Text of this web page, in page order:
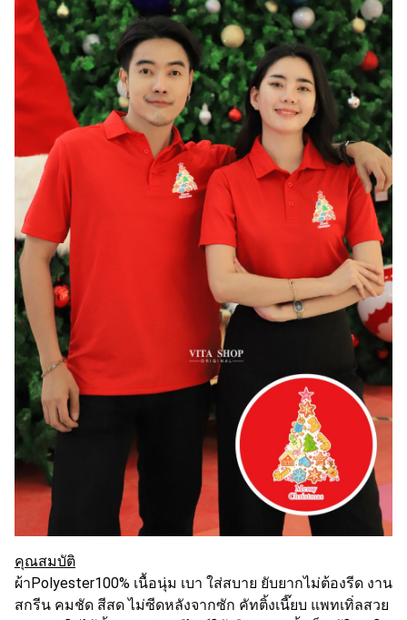
คุณสมบัติ
ผ้าPolyester100% เนื้อนุ่ม เบา ใส่สบาย ยับยากไม่ต้องรีด งาน
สกรีน คมชัด สีสด ไม่ซีดหลังจากซัก คัทติ้งเนี๊ยบ แพทเทิ่ลสวย